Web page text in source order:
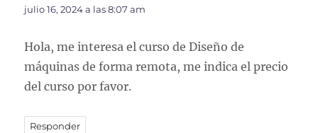
julio 16, 2024 a las 8:07 am
Hola, me interesa el curso de Diseño de
máquinas de forma remota, me indica el precio
del curso por favor.
Responder